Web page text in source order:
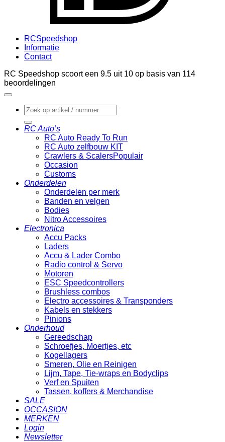
RCSpeedshop
Informatie
Contact
RC Speedshop scoort een 9.5 uit 10 op basis van 114
beoordelingen
Zoeken
naar:
RC Auto’s
RC Auto Ready To Run
RC Auto zelfbouw KIT
Crawlers & Scalers
Occasion
Customs
Onderdelen
Onderdelen per merk
Banden en velgen
Bodies
Nitro Accessoires
Electronica
Accu Packs
Laders
Accu & Lader Combo
Radio control & Servo
Motoren
ESC Speedcontrollers
Brushless combos
Electro accessoires & Transponders
Kabels en stekkers
Pinions
Onderhoud
Gereedschap
Schroefjes, Moertjes, etc
Kogellagers
Smeren, Olie en Reinigen
Lijm, Tape, Tie-wraps en Bodyclips
Verf en Spuiten
Tassen, koffers & Merchandise
SALE
OCCASION
MERKEN
Login
Newsletter